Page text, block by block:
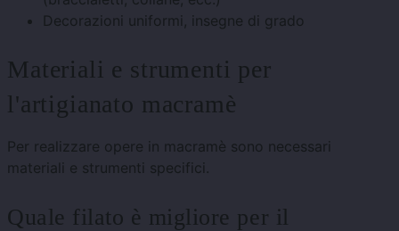
Decorazioni uniformi, insegne di grado
Materiali e strumenti per
l'artigianato macramè
Per realizzare opere in macramè sono necessari
materiali e strumenti specifici.
Quale filato è migliore per il